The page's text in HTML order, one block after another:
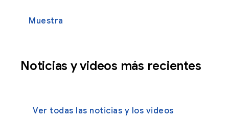
Muestra
Noticias y videos más recientes
Ver todas las noticias y los videos